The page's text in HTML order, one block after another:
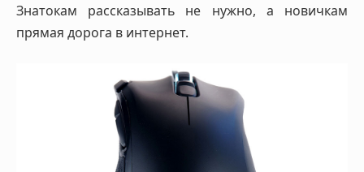
Знатокам рассказывать не нужно, а новичкам
прямая дорога в интернет.